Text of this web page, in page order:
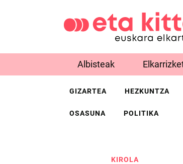
Albisteak
GIZARTEA HEZKUNTZA
OSASUNA POLITIKA
KIROLA